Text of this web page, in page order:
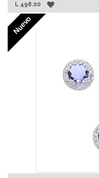
L 498.00
Nuevo